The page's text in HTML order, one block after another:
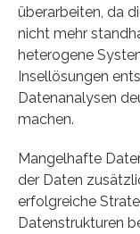
überarbeiten, da
nicht mehr
heterogene
Insellösungen
Datenanalysen
machen.
Mangelhafte
der Daten
erfolgreiche
Datenstrukturen